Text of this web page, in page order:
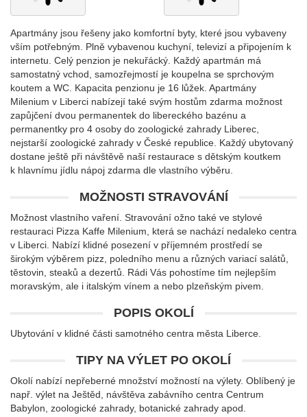
Apartmány jsou řešeny jako komfortní byty, které jsou vybaveny
vším potřebným. Plně vybavenou kuchyní, televizí a připojením k
internetu. Celý penzion je nekuřácký. Každý apartmán má
samostatný vchod, samozřejmostí je koupelna se sprchovým
koutem a WC. Kapacita penzionu je 16 lůžek. Apartmány
Milenium v Liberci nabízejí také svým hostům zdarma možnost
zapůjčení dvou permanentek do libereckého bazénu a
permanentky pro 4 osoby do zoologické zahrady Liberec,
nejstarší zoologické zahrady v České republice. Každý ubytovaný
dostane ještě při návštěvě naší restaurace s dětským koutkem
k hlavnímu jídlu nápoj zdarma dle vlastního výběru.
MOŽNOSTI STRAVOVÁNÍ
Možnost vlastního vaření. Stravování ožno také ve stylové
restauraci Pizza Kaffe Milenium, která se nachází nedaleko centra
v Liberci. Nabízí klidné posezení v příjemném prostředí se
širokým výběrem pizz, poledního menu a různých variací salátů,
těstovin, steaků a dezertů. Rádi Vás pohostíme tím nejlepším
moravským, ale i italským vínem a nebo plzeňským pivem.
POPIS OKOLÍ
Ubytování v klidné části samotného centra města Liberce.
TIPY NA VÝLET PO OKOLÍ
Okolí nabízí nepřeberné množství možností na výlety. Oblíbený je
např. výlet na Ještěd, návštěva zabávního centra Centrum
Babylon, zoologické zahrady, botanické zahrady apod.